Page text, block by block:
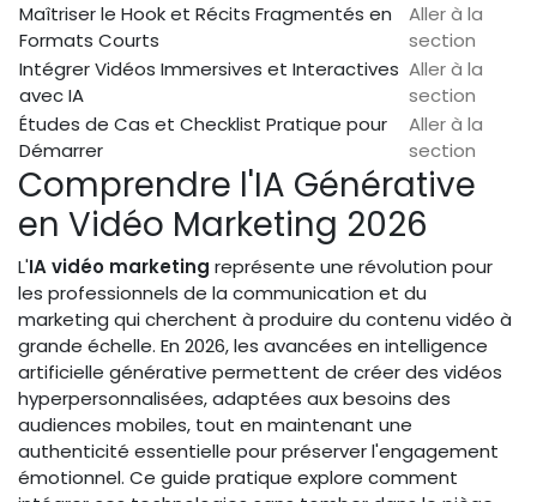
Maîtriser le Hook et Récits Fragmentés en
Formats Courts
Aller à la
section
Intégrer Vidéos Immersives et Interactives
avec IA
Aller à la
section
Études de Cas et Checklist Pratique pour
Démarrer
Aller à la
section
Comprendre l'IA Générative
en Vidéo Marketing 2026
L'IA vidéo marketing représente une révolution pour
les professionnels de la communication et du
marketing qui cherchent à produire du contenu vidéo à
grande échelle. En 2026, les avancées en intelligence
artificielle générative permettent de créer des vidéos
hyperpersonnalisées, adaptées aux besoins des
audiences mobiles, tout en maintenant une
authenticité essentielle pour préserver l'engagement
émotionnel. Ce guide pratique explore comment